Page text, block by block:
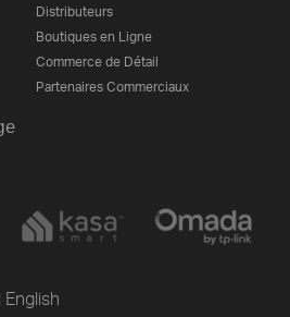
Distributeurs
Boutiques en Ligne
Commerce de Détail
Partenaires Commerciaux
English